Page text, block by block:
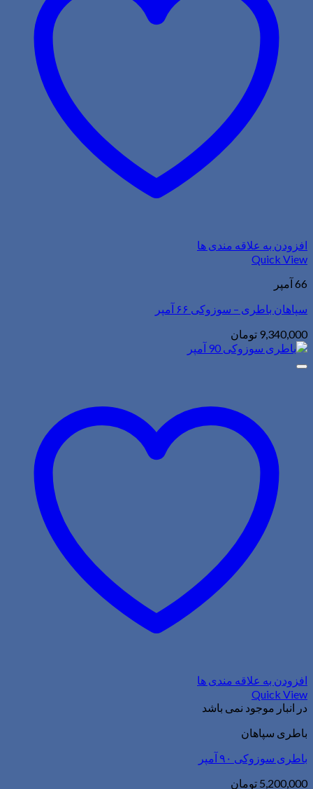
افزودن به علاقه مندی ها
Quick View
66 آمپر
سپاهان باطری – سوزوکی ۶۶ آمپر
9,340,000 تومان
افزودن به علاقه مندی ها
Quick View
در انبار موجود نمی باشد
باطری سپاهان
باطری سوزوکی ۹۰ آمپر
5,200,000 تومان